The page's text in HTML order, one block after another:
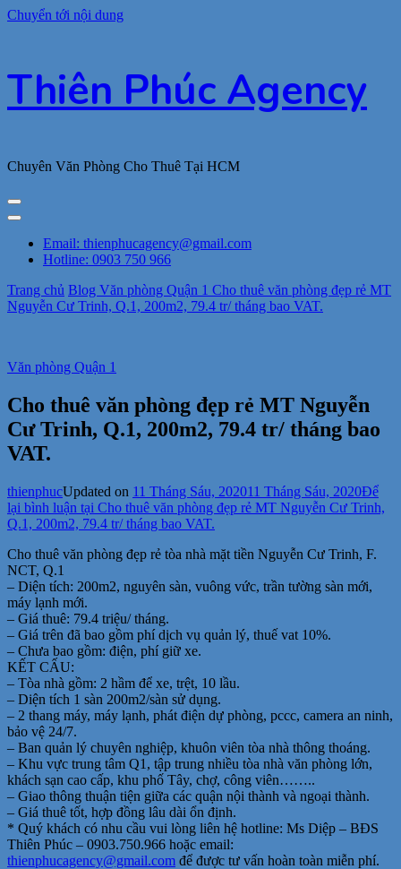
Chuyển tới nội dung
Thiên Phúc Agency
Chuyên Văn Phòng Cho Thuê Tại HCM
Email: thienphucagency@gmail.com
Hotline: 0903 750 966
Trang chủ Blog Văn phòng Quận 1 Cho thuê văn phòng đẹp rẻ MT
Nguyễn Cư Trinh, Q.1, 200m2, 79.4 tr/ tháng bao VAT.
Văn phòng Quận 1
Cho thuê văn phòng đẹp rẻ MT Nguyễn
Cư Trinh, Q.1, 200m2, 79.4 tr/ tháng bao
VAT.
thienphucUpdated on 11 Tháng Sáu, 202011 Tháng Sáu, 2020Để
lại bình luận tại Cho thuê văn phòng đẹp rẻ MT Nguyễn Cư Trinh,
Q.1, 200m2, 79.4 tr/ tháng bao VAT.
Cho thuê văn phòng đẹp rẻ tòa nhà mặt tiền Nguyễn Cư Trinh, F.
NCT, Q.1
– Diện tích: 200m2, nguyên sàn, vuông vức, trần tường sàn mới,
máy lạnh mới.
– Giá thuê: 79.4 triệu/ tháng.
– Giá trên đã bao gồm phí dịch vụ quản lý, thuế vat 10%.
– Chưa bao gồm: điện, phí giữ xe.
KẾT CẤU:
– Tòa nhà gồm: 2 hầm để xe, trệt, 10 lầu.
– Diện tích 1 sàn 200m2/sàn sử dụng.
– 2 thang máy, máy lạnh, phát điện dự phòng, pccc, camera an ninh,
bảo vệ 24/7.
– Ban quản lý chuyên nghiệp, khuôn viên tòa nhà thông thoáng.
– Khu vực trung tâm Q1, tập trung nhiều tòa nhà văn phòng lớn,
khách sạn cao cấp, khu phố Tây, chợ, công viên……..
– Giao thông thuận tiện giữa các quận nội thành và ngoại thành.
– Giá thuê tốt, hợp đồng lâu dài ổn định.
* Quý khách có nhu cầu vui lòng liên hệ hotline: Ms Diệp – BĐS
Thiên Phúc – 0903.750.966 hoặc email:
thienphucagency@gmail.com để được tư vấn hoàn toàn miễn phí.